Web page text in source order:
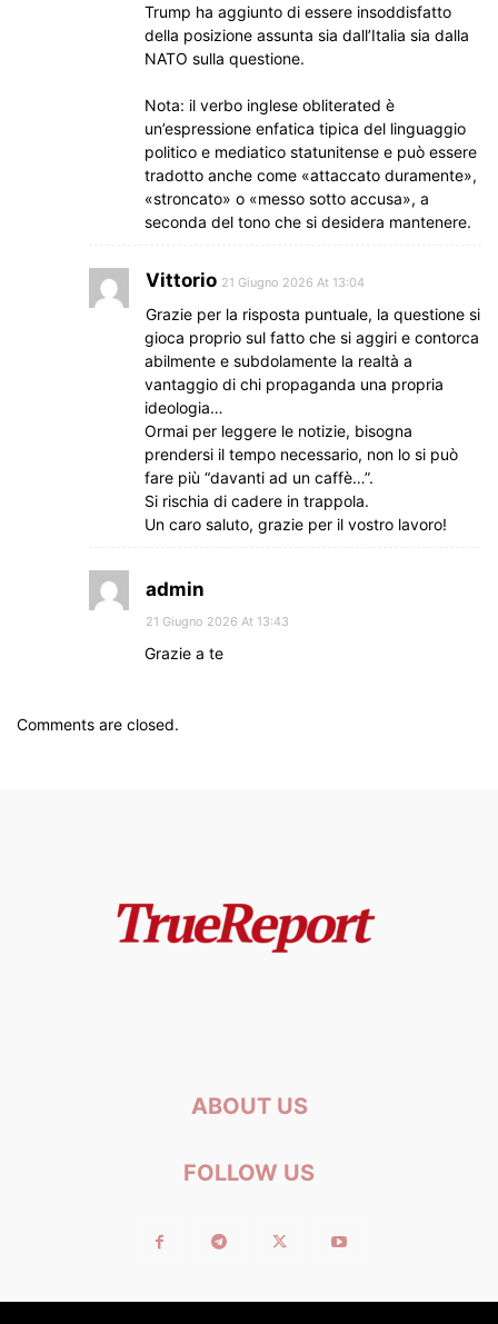
Trump ha aggiunto di essere insoddisfatto
della posizione assunta sia dall’Italia sia dalla
NATO sulla questione.
Nota: il verbo inglese obliterated è
un’espressione enfatica tipica del linguaggio
politico e mediatico statunitense e può essere
tradotto anche come «attaccato duramente»,
«stroncato» o «messo sotto accusa», a
seconda del tono che si desidera mantenere.
Vittorio 21 Giugno 2026 At 13:04
Grazie per la risposta puntuale, la questione si
gioca proprio sul fatto che si aggiri e contorca
abilmente e subdolamente la realtà a
vantaggio di chi propaganda una propria
ideologia…
Ormai per leggere le notizie, bisogna
prendersi il tempo necessario, non lo si può
fare più “davanti ad un caffè…”.
Si rischia di cadere in trappola.
Un caro saluto, grazie per il vostro lavoro!
admin
21 Giugno 2026 At 13:43
Grazie a te
Comments are closed.
ABOUT US
FOLLOW US